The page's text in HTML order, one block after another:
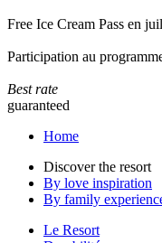
Free Ice Cream Pass en
Participation au
Best rate
guaranteed
Home
Discover the resort
By love inspiration
By family
Le Resort